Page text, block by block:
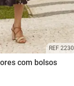
REF 2230
com bolsos